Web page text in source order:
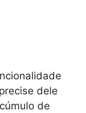
dele
de